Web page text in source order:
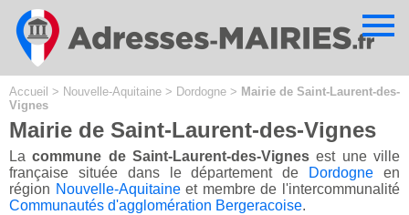
Accueil > Nouvelle-Aquitaine > Dordogne > Mairie de Saint-Laurent-des-
Vignes
Mairie de Saint-Laurent-des-Vignes
Lacommune de Saint-Laurent-des-Vignes est une ville
française située dans le département de
Dordogne en
région Nouvelle-Aquitaineet membre de l'intercommunalité
Communautés d'agglomération Bergeracoise.
Cookies management panel